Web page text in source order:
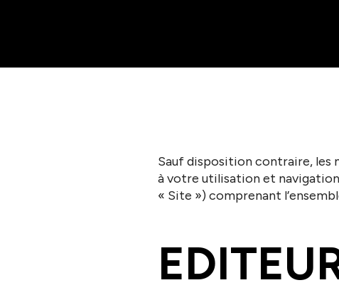
Sauf disposition contraire, les
à votre utilisation et
« Site ») comprenant